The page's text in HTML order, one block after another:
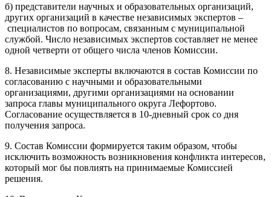
б) представители научных и образовательных организаций,
других организаций в качестве независимых экспертов –
специалистов по вопросам, связанным с муниципальной
службой. Число независимых экспертов составляет не менее
одной четверти от общего числа членов Комиссии.
8. Независимые эксперты включаются в состав Комиссии по
согласованию с научными и образовательными
организациями, другими организациями на основании
запроса главы муниципального округа Лефортово.
Согласование осуществляется в 10-дневный срок со дня
получения запроса.
9. Состав Комиссии формируется таким образом, чтобы
исключить возможность возникновения конфликта интересов,
который мог бы повлиять на принимаемые Комиссией
решения.